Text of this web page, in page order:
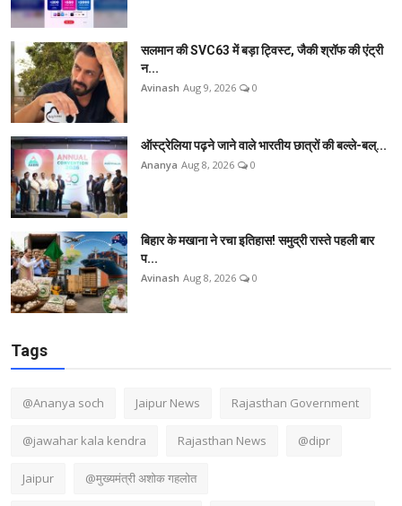
सलमान की SVC63 में बड़ा ट्विस्ट, जैकी श्रॉफ की एंट्री
न...
Avinash Aug 9, 2026 0
ऑस्ट्रेलिया पढ़ने जाने वाले भारतीय छात्रों की बल्ले-बल्...
Ananya Aug 8, 2026 0
बिहार के मखाना ने रचा इतिहास! समुद्री रास्ते पहली बार
प...
Avinash Aug 8, 2026 0
Tags
@Ananya soch Jaipur News Rajasthan Government
@jawahar kala kendra Rajasthan News @dipr
Jaipur @मुख्यमंत्री अशोक गहलोत